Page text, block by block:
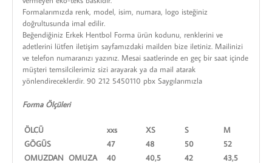
Formalarımızda renk, model, isim, numara, logo isteğiniz
doğrultusunda imal edilir.
Beğendiğiniz Erkek Hentbol Forma ürün kodunu, renklerini ve
adetlerini lütfen iletişim sayfamızdaki mailden bize iletiniz. Mailinizi
ve telefon numaranızı yazınız. Mesai saatlerinde en geç bir saat içinde
müşteri temsilcilerimiz sizi arayarak ya da mail atarak
yönlendireceklerdir. 90 212 5450110 pbx Saygılarımızla
Forma Ölçüleri
ÖLÇÜ xxs XS S M
GÖGÜS
47 48 50 52
OMUZDAN OMUZA
40 40,5 42 43,5